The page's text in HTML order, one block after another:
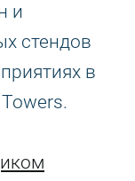
и
стендов
в